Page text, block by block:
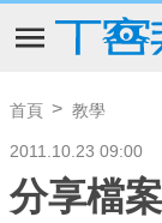
首頁 教學
2011.10.23 09:00
分享檔